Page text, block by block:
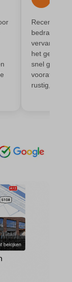
Recent is bij
bedrading
vervangen.
het
snel
vooraf
rustig,